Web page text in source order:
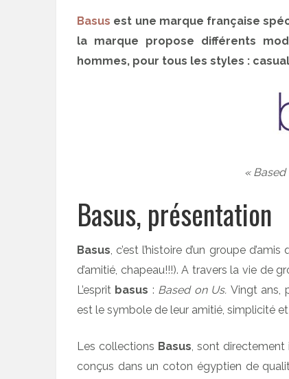
Basus est une marque française
la marque propose différents
hommes, pour tous les styles :
«
Basus, présentation
Basus, c’est l’histoire d’un groupe
d’amitié, chapeau!!!). A travers la vie de
L’esprit basus : Based on Us. Vingt ans,
est le symbole de leur amitié, simplicité
Les collections Basus, sont directement
conçus dans un coton égyptien de